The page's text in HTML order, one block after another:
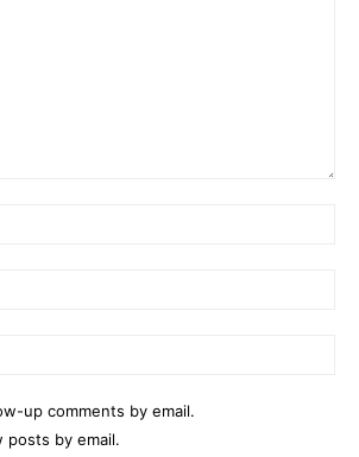
up comments by email.
posts by email.